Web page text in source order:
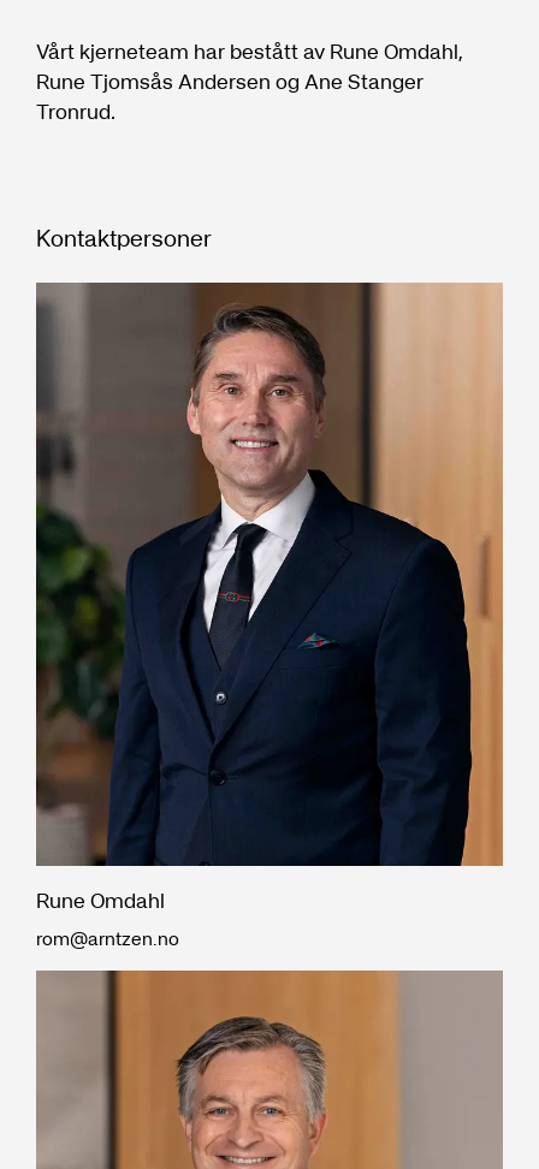
Vårt kjerneteam har bestått av Rune Omdahl,
Rune Tjomsås Andersen og Ane Stanger
Tronrud.
Kontaktpersoner
Rune Omdahl
rom@arntzen.no